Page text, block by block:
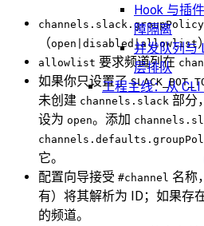
Hook 与插
障隔离
并发队列与
层排队
工程主线：从
channels.slack.groupPolicy
（open|disabled|allowlist
allowlist 要求频道列在
如果你只设置了
未创建 channels.slack 部分
设为 open。添加
它。
配置向导接受 #channel 名称
有）将其解析为 ID；如果存
的频道。